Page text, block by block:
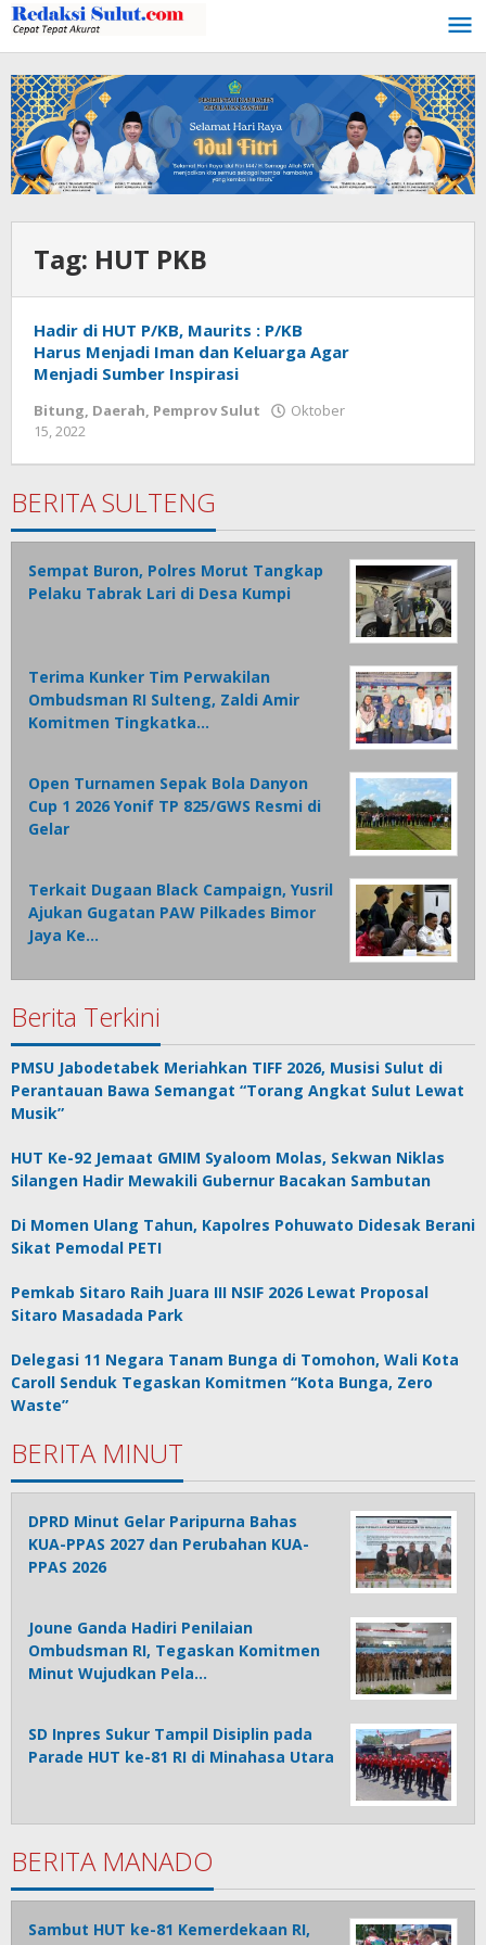
Lewati
ke
konten
Tag: HUT PKB
Hadir di HUT P/KB, Maurits : P/KB
Harus Menjadi Iman dan Keluarga Agar
Menjadi Sumber Inspirasi
Bitung, Daerah, Pemprov Sulut
Oktober
15, 2022
BERITA SULTENG
Sempat Buron, Polres Morut Tangkap
Pelaku Tabrak Lari di Desa Kumpi
Terima Kunker Tim Perwakilan
Ombudsman RI Sulteng, Zaldi Amir
Komitmen Tingkatka…
Open Turnamen Sepak Bola Danyon
Cup 1 2026 Yonif TP 825/GWS Resmi di
Gelar
Terkait Dugaan Black Campaign, Yusril
Ajukan Gugatan PAW Pilkades Bimor
Jaya Ke…
Berita Terkini
PMSU Jabodetabek Meriahkan TIFF 2026, Musisi Sulut di
Perantauan Bawa Semangat “Torang Angkat Sulut Lewat
Musik”
HUT Ke-92 Jemaat GMIM Syaloom Molas, Sekwan Niklas
Silangen Hadir Mewakili Gubernur Bacakan Sambutan
Di Momen Ulang Tahun, Kapolres Pohuwato Didesak Berani
Sikat Pemodal PETI
Pemkab Sitaro Raih Juara III NSIF 2026 Lewat Proposal
Sitaro Masadada Park
Delegasi 11 Negara Tanam Bunga di Tomohon, Wali Kota
Caroll Senduk Tegaskan Komitmen “Kota Bunga, Zero
Waste”
BERITA MINUT
DPRD Minut Gelar Paripurna Bahas
KUA-PPAS 2027 dan Perubahan KUA-
PPAS 2026
Joune Ganda Hadiri Penilaian
Ombudsman RI, Tegaskan Komitmen
Minut Wujudkan Pela…
SD Inpres Sukur Tampil Disiplin pada
Parade HUT ke-81 RI di Minahasa Utara
BERITA MANADO
Sambut HUT ke-81 Kemerdekaan RI,